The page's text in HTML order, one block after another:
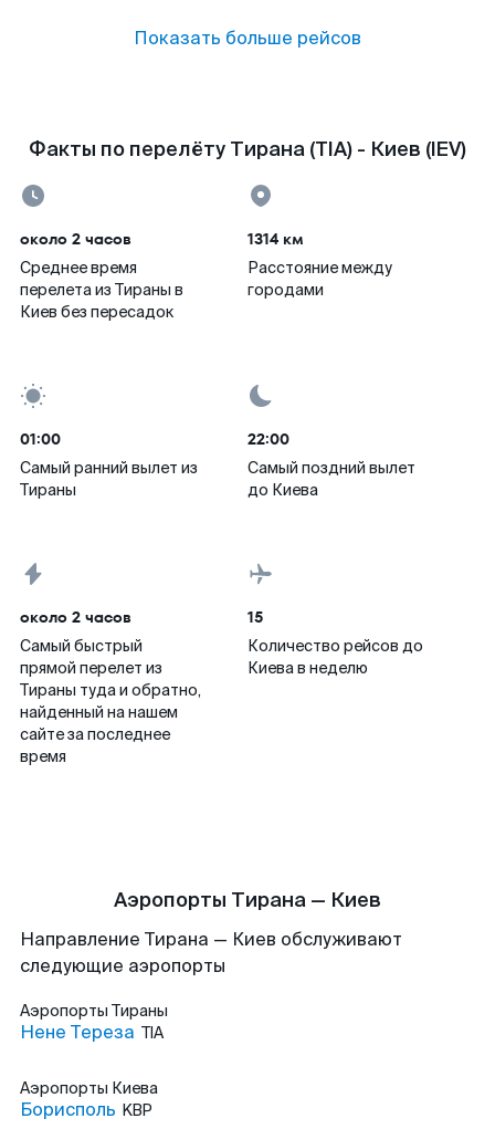
Показать больше рейсов
Факты по перелёту Тирана (TIA) - Киев (IEV)
около 2 часов
Среднее время
перелета из Тираны в
Киев без пересадок
1314 км
Расстояние между
городами
01:00
Самый ранний вылет из
Тираны
22:00
Самый поздний вылет
до Киева
около 2 часов
Самый быстрый
прямой перелет из
Тираны туда и обратно,
найденный на нашем
сайте за последнее
время
15
Количество рейсов до
Киева в неделю
Аэропорты Тирана — Киев
Направление Тирана — Киев обслуживают
следующие аэропорты
Аэропорты Тираны
Нене Тереза TIA
Аэропорты Киева
Борисполь KBP